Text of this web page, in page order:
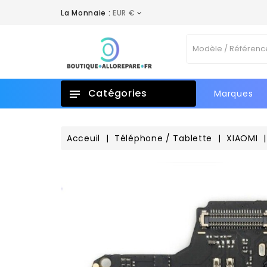
La Monnaie : EUR €
Catégories Marques
Acceuil Téléphone / Tablette XIAOMI